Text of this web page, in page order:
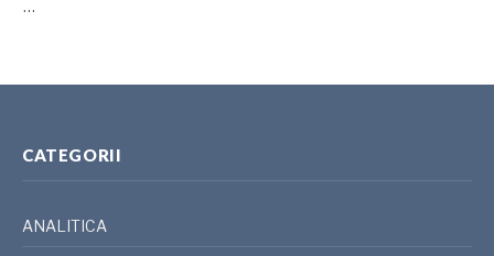
…
CATEGORII
ANALITICA